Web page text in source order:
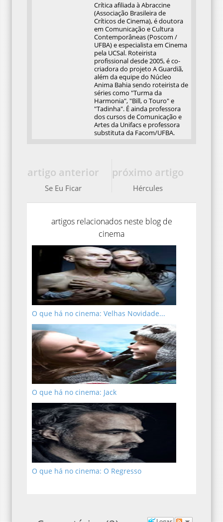
Crítica afiliada à Abraccine
(Associação Brasileira de
Críticos de Cinema), é doutora
em Comunicação e Cultura
Contemporâneas (Poscom /
UFBA) e especialista em Cinema
pela UCSal. Roteirista
profissional desde 2005, é co-
criadora do projeto A Guardiã,
além da equipe do Núcleo
Anima Bahia sendo roteirista de
séries como "Turma da
Harmonia", "Bill, o Touro" e
"Tadinha". É ainda professora
dos cursos de Comunicação e
Artes da Unifacs e professora
substituta da Facom/UFBA.
próximo artigo
Hércules
artigo anterior
Se Eu Ficar
artigos relacionados neste blog de
cinema
O que há no cinema: Velhas Novidade...
O que há no cinema: Jack
O que há no cinema: O Regresso